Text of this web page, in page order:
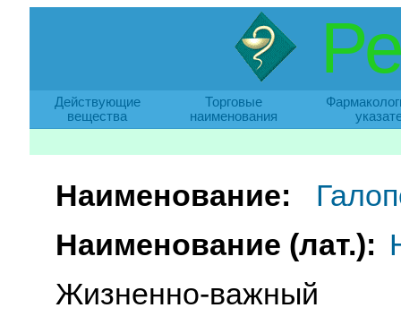
Действующие
вещества
Торговые
наименования
Наименование:
Наименование (лат.):
Жизненно-важный